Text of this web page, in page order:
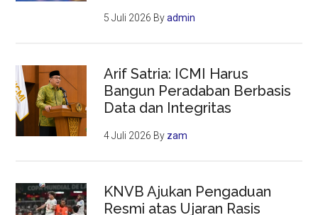
5 Juli 2026 Byadmin
Arif Satria: ICMI Harus
Bangun Peradaban Berbasis
Data dan Integritas
4 Juli 2026 By zam
KNVB Ajukan Pengaduan
Resmi atas Ujaran Rasis